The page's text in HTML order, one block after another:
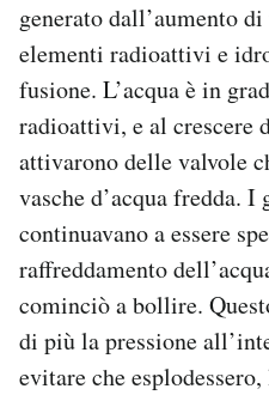
generato dall’aumento
elementi radioattivi e
fusione. L’acqua è in
radioattivi, e al crescere
attivarono delle valvole
vasche d’acqua fredda.
continuavano a essere
raffreddamento
cominciò a bollire.
di più la pressione
evitare che